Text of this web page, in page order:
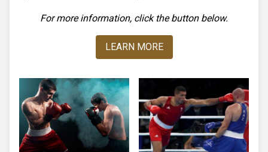
For more information, click the button below.
LEARN MORE